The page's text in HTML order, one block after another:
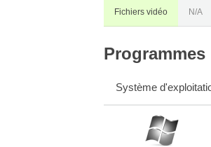
Fichiers vidéo N/A
Système